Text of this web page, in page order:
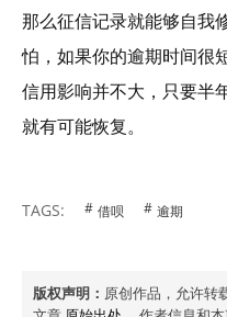
那么征信记录就能够自我
怕，如果你的逾期时间很
信用影响并不大，只要半
就有可能恢复。
TAGS: 借呗 逾期
版权声明： 原创作品，允许转